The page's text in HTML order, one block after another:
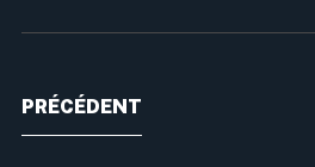
PRÉCÉDENT